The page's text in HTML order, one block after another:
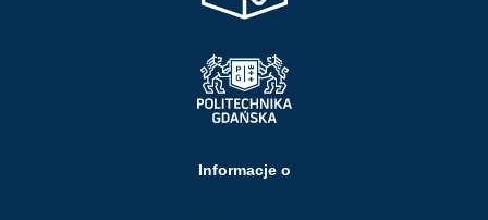
Informacje o